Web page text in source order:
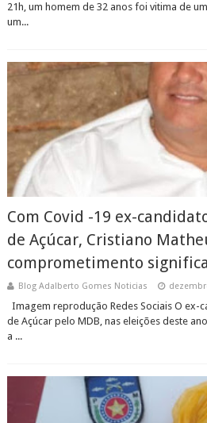
21h, um homem de 32 anos foi vitima de
um...
Com Covid -19 ex-
de Açúcar, Cristiano
comprometimento
Blog Adalberto Gomes Noticias
Imagem reprodução Redes Sociais O ex-
de Açúcar pelo MDB, nas eleições deste
a ...